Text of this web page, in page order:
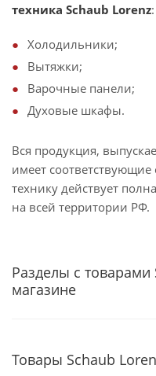
техника Schaub Lorenz:
Холодильники;
Вытяжки;
Варочные панели;
Духовые шкафы.
Вся продукция,
имеет
технику действует
на всей территории РФ.
Разделы с
магазине
Товары Schaub